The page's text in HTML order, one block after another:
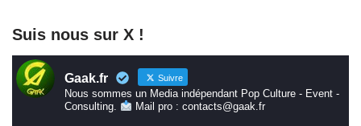
Suis nous sur X !
Gaak.fr Suivre
Nous sommes un Media indépendant Pop Culture - Event -
Consulting.
Mail pro : contacts@gaak.fr